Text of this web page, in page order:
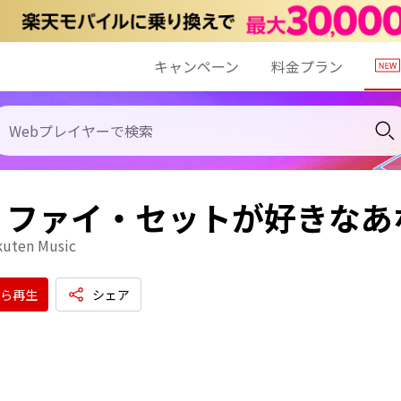
キャンペーン 料金プラン
ァイ・セットが好きな
Music
再生 シェア